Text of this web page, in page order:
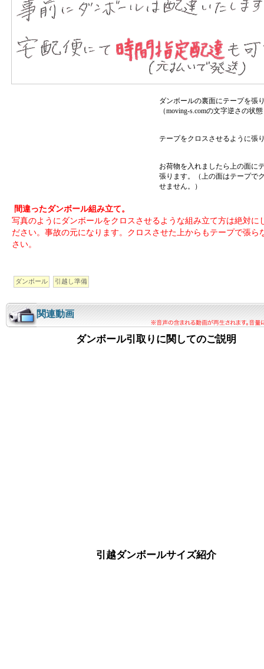
ダンボールの裏面にテープを張
（moving-s.comの文字逆さの状
テープをクロスさせるように張
お荷物を入れましたら上の面に
張ります。（上の面はテープで
せません。）
間違ったダンボール組み立て。
写真のようにダンボールをクロスさせるような組み立て方は絶対に
ださい。事故の元になります。クロスさせた上からもテープで張ら
さい。
ダンボール 引越し準備
関連動画
ダンボール引取りに関してのご説明
引越ダンボールサイズ紹介